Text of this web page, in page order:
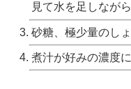
見て水を足しなが
砂糖、極少量のし
煮汁が好みの濃度